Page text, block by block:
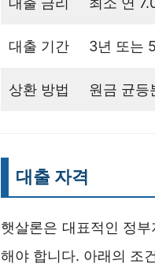
대출 기간 3년 또는
상환 방법 원금 균등
대출 자격
햇살론은 대표적인 정
해야 합니다. 아래의 조